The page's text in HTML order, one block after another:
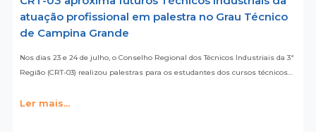
atuação profissional em palestra no Grau Técnico
de Campina Grande
Nos dias 23 e 24 de julho, o Conselho Regional dos Técnicos Industriais da 3ª
Região (CRT-03) realizou palestras para os estudantes dos cursos técnicos…
Ler mais...